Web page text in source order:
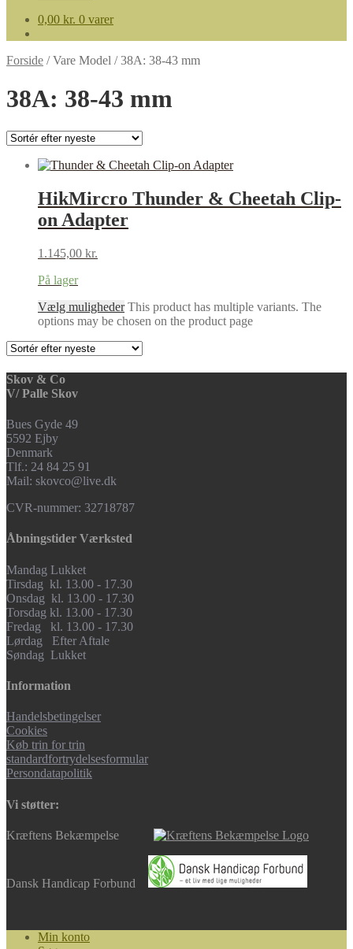
0,00 kr. 0 varer
Forside /Vare Model /38A: 38-43 mm
38A: 38-43 mm
HikMircro Thunder & Cheetah Clip-
on Adapter
1.145,00 kr.
På lager
Vælg mulighederThis product has multiple variants. The
options may be chosen on the product page
Skov & Co
V/ Palle Skov
Bues Gyde 49
5592 Ejby
Denmark
Tlf.: 24 84 25 91
Mail: skovco@live.dk
CVR-nummer: 32718787
Åbningstider Værksted
Mandag Lukket
Tirsdag kl. 13.00 - 17.30
Onsdag kl. 13.00 - 17.30
Torsdag kl. 13.00 - 17.30
Fredag kl. 13.00 - 17.30
Lørdag Efter Aftale
Søndag Lukket
Information
Handelsbetingelser
Cookies
Køb trin for trin
standardfortrydelsesformular
Persondatapolitik
Vi støtter:
Kræftens Bekæmpelse
Dansk Handicap Forbund
Min konto